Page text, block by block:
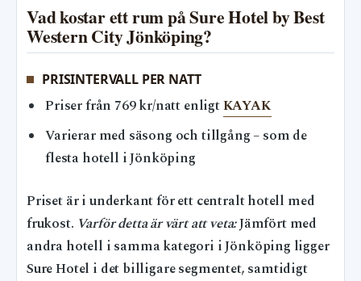
Vad kostar ett rum på Sure Hotel by Best
Western City Jönköping?
PRISINTERVALL PER NATT
Priser från 769 kr/natt enligtKAYAK
Varierar med säsong och tillgång – som de
flesta hotell i Jönköping
Priset är i underkant för ett centralt hotell med
frukost. Varför detta är värt att veta:Jämfört med
andra hotell i samma kategori i Jönköping ligger
Sure Hotel i det billigare segmentet, samtidigt